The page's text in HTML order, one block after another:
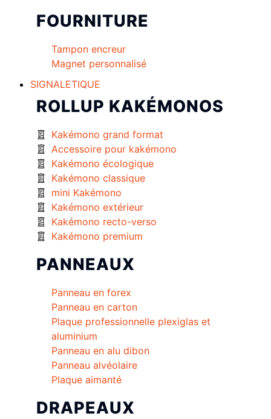
FOURNITURE
Tampon encreur
Magnet personnalisé
SIGNALETIQUE
ROLLUP KAKÉMONOS
Kakémono grand format
Accessoire pour kakémono
Kakémono écologique
Kakémono classique
mini Kakémono
Kakémono extérieur
Kakémono recto-verso
Kakémono premium
PANNEAUX
Panneau en forex
Panneau en carton
Plaque professionnelle plexiglas et
aluminium
Panneau en alu dibon
Panneau alvéolaire
Plaque aimanté
DRAPEAUX